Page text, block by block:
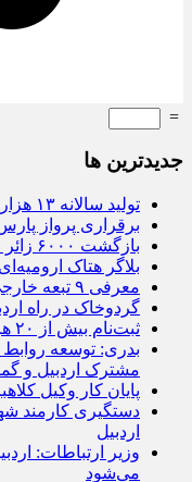
=
جديدترين ها
تولید سالانه ۱۳ هزار تن عسل در اردبیل
برقراری پرواز
بازگشت ۶۰۰۰ زائر اربعین به اردبیل
بلاگر هتاک
معرفی ۹ تبعه خارجی غیرمجاز به مراجع قضایی در اردبیل
گردوخاک در راه
ثبت‌نام بیش از ۲۰ هزار زائر اربعین از اردبیل
بدری: توسعه روابط
مشترک اردبیل و
پایان کار وکیل
دستگیری کارمند
اردبیل
وزیر ارتباطات:
می‌شود